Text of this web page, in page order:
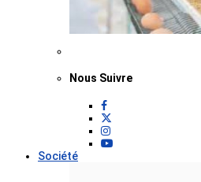
Nous Suivre
Société